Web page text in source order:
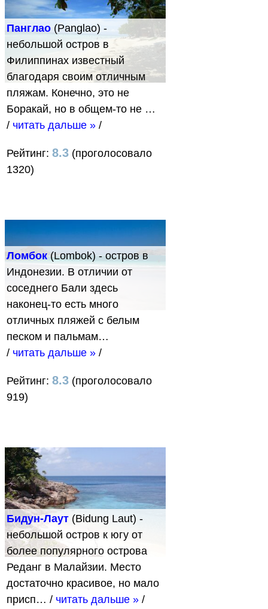
Панглао (Panglao) -
небольшой остров в
Филиппинах известный
благодаря своим отличным
пляжам. Конечно, это не
Боракай, но в общем-то не …
/ читать дальше » /
Рейтинг: 8.3 (проголосовало
1320)
Ломбок(Lombok) - остров в
Индонезии. В отличии от
соседнего Бали здесь
наконец-то есть много
отличных пляжей с белым
песком и пальмам…
/ читать дальше » /
Рейтинг: 8.3 (проголосовало
919)
Бидун-Лаут (Bidung Laut) -
небольшой остров к югу от
более популярного острова
Реданг в Малайзии. Место
достаточно красивое, но мало
присп… / читать дальше » /